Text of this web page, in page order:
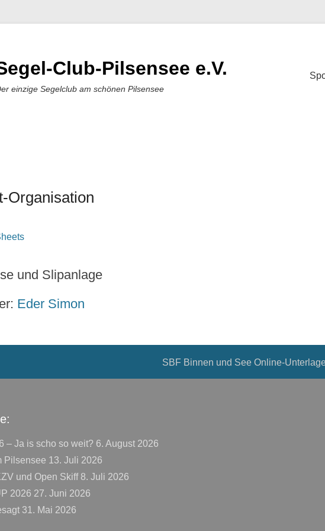
Club-Pilsensee e.V.
einzige Segelclub am schönen Pilsensee
Organisation
und Slipanlage
Eder Simon
SBF Binnen und See Online-
– Ja is scho so weit? 6. August 2026
Pilsensee 13. Juli 2026
und Open Skiff 8. Juli 2026
2026 27. Juni 2026
31. Mai 2026